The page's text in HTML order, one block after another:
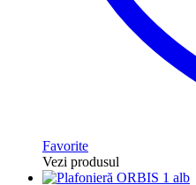
Favorite
Vezi produsul